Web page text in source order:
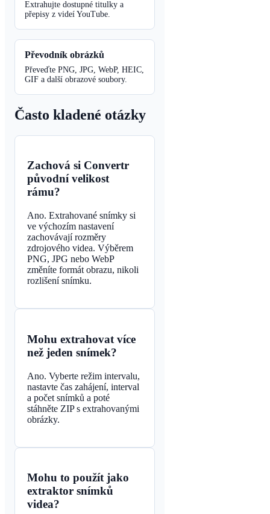
Extrahujte dostupné titulky a
přepisy z videí YouTube.
Převodník obrázků
Převeďte PNG, JPG, WebP, HEIC,
GIF a další obrazové soubory.
Často kladené otázky
Zachová si Convertr
původní velikost
rámu?
Ano. Extrahované snímky si
ve výchozím nastavení
zachovávají rozměry
zdrojového videa. Výběrem
PNG, JPG nebo WebP
změníte formát obrazu, nikoli
rozlišení snímku.
Mohu extrahovat více
než jeden snímek?
Ano. Vyberte režim intervalu,
nastavte čas zahájení, interval
a počet snímků a poté
stáhněte ZIP s extrahovanými
obrázky.
Mohu to použít jako
extraktor snímků
videa?